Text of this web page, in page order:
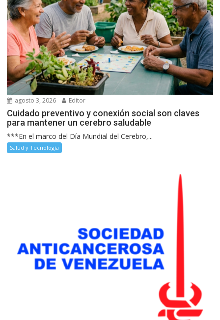
agosto 3, 2026 Editor
Cuidado preventivo y conexión social son claves
para mantener un cerebro saludable
***En el marco del Día Mundial del Cerebro,...
Salud y Tecnología